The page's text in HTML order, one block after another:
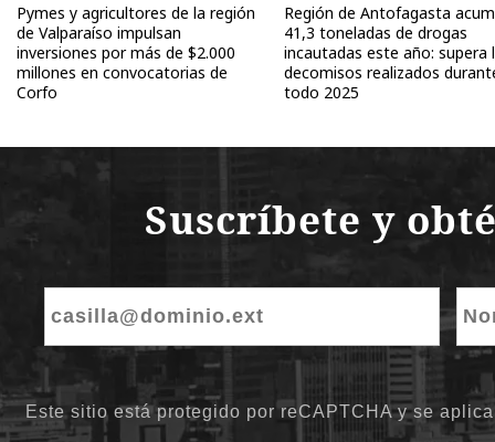
Pymes y agricultores de la región
de Valparaíso impulsan
inversiones por más de $2.000
millones en convocatorias de
Corfo
Región de Antofagasta
41,3 toneladas de drogas
incautadas este año: supera
decomisos realizados
todo 2025